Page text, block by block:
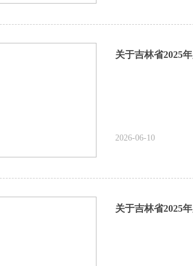
2026-06-10